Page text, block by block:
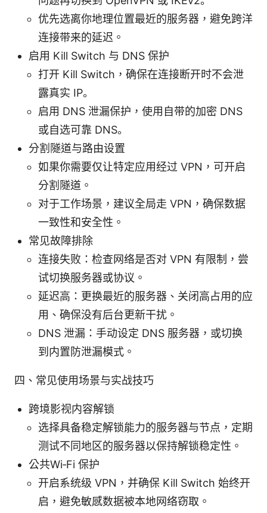
优先选离你地理位置最近的服务器，避免跨洋
连接带来的延迟。
启用 Kill Switch 与 DNS 保护
打开 Kill Switch，确保在连接断开时不会泄
露真实 IP。
启用 DNS 泄漏保护，使用自带的加密 DNS
或自选可靠 DNS。
分割隧道与路由设置
如果你需要仅让特定应用经过 VPN，可开启
分割隧道。
对于工作场景，建议全局走 VPN，确保数据
一致性和安全性。
常见故障排除
连接失败：检查网络是否对 VPN 有限制，尝
试切换服务器或协议。
延迟高：更换最近的服务器、关闭高占用的应
用、确保没有后台更新干扰。
DNS 泄漏：手动设定 DNS 服务器，或切换
到内置防泄漏模式。
四、常见使用场景与实战技巧
跨境影视内容解锁
选择具备稳定解锁能力的服务器与节点，定期
测试不同地区的服务器以保持解锁稳定性。
公共Wi‑Fi 保护
开启系统级 VPN，并确保 Kill Switch 始终开
启，避免敏感数据被本地网络窃取。